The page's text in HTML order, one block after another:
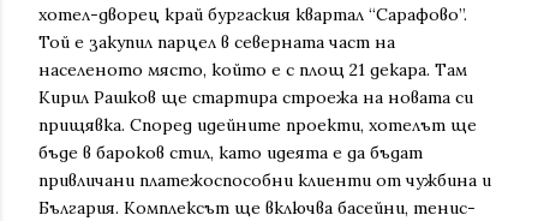
хотел-дворец край бургаския квартал “Сарафово”.
Той е закупил парцел в северната част на
населеното място, който е с площ 21 декара. Там
Кирил Рашков ще стартира строежа на новата си
прищявка. Според идейните проекти, хотелът ще
бъде в бароков стил, като идеята е да бъдат
привличани платежоспособни клиенти от чужбина и
България. Комплексът ще включва басейни, тенис-